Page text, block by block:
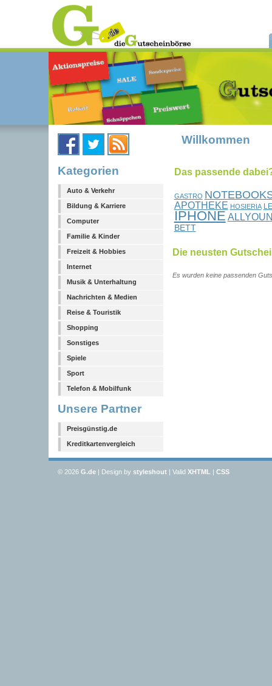
Kategorien
Auto & Verkehr
Bildung & Karriere
Computer
Familie & Kinder
Freizeit & Hobbies
Internet
Musik & Unterhaltung
Nachrichten & Medien
Reise & Touristik
Shopping
Sonstiges
Spiele
Sport
Telefon & Mobilfunk
Unsere Partner
Preisgünstig.de
Kreditkartenvergleich
Willkommen
Das passende
GASTRO
APOTHEKE HOSIERIA
IPHONE
BETT
Die neusten
Es wurden keine passenden
© 2026 G.de | Design by styleshout | Valid XHTML | CSS